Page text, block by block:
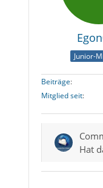
Junior-
Beiträge
Mitglied seit
Hat